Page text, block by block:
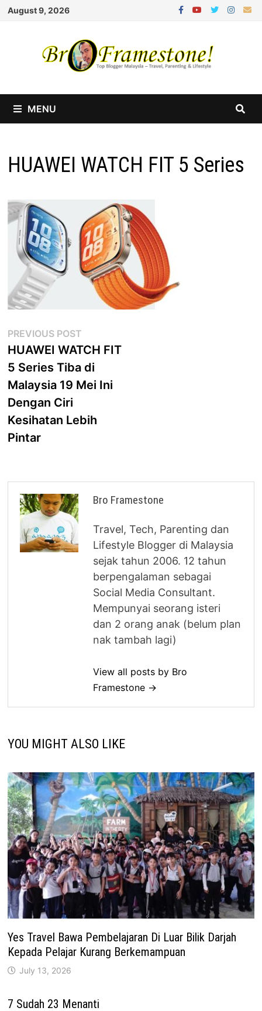
Skip
August 9, 2026
MENU
HUAWEI WATCH FIT 5 Series
Post
navigation
PREVIOUS POST
post:
HUAWEI WATCH FIT
5 Series Tiba di
Malaysia 19 Mei Ini
Dengan Ciri
Kesihatan Lebih
Pintar
Bro Framestone
Travel, Tech, Parenting dan
Lifestyle Blogger di Malaysia
sejak tahun 2006. 12 tahun
berpengalaman sebagai
Social Media Consultant.
Mempunyai seorang isteri
dan 2 orang anak (belum plan
nak tambah lagi)
View all posts by Bro
Framestone →
YOU MIGHT ALSO LIKE
Yes Travel Bawa Pembelajaran Di Luar Bilik Darjah
Kepada Pelajar Kurang Berkemampuan
July 13, 2026
7 Sudah 23 Menanti